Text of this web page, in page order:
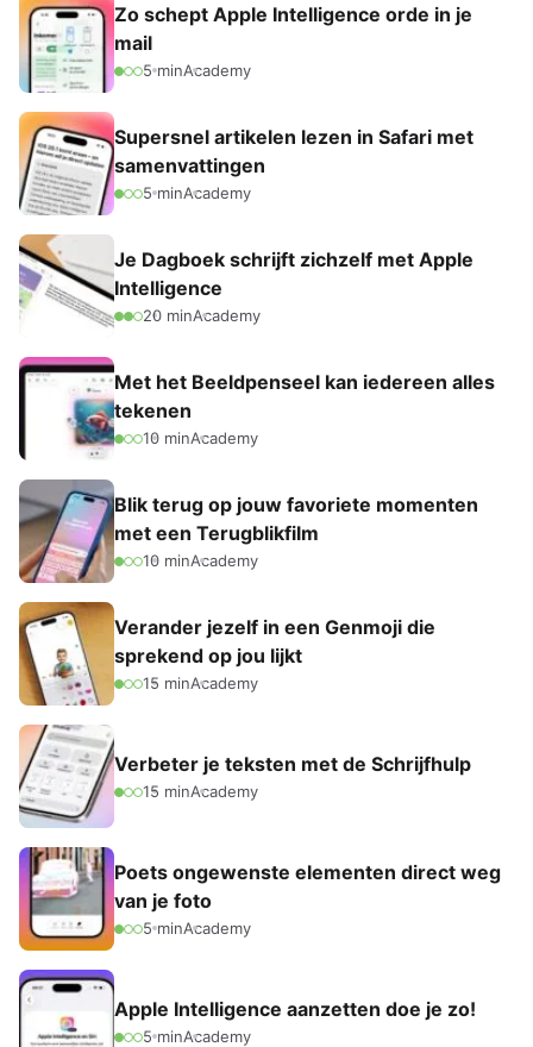
Zo schept Apple Intelligence orde in je
mail
5 minAcademy
Supersnel artikelen lezen in Safari met
samenvattingen
5 minAcademy
Je Dagboek schrijft zichzelf met Apple
Intelligence
20 minAcademy
Met het Beeldpenseel kan iedereen alles
tekenen
10 minAcademy
Blik terug op jouw favoriete momenten
met een Terugblikfilm
10 minAcademy
Verander jezelf in een Genmoji die
sprekend op jou lijkt
15 minAcademy
Verbeter je teksten met de Schrijfhulp
15 minAcademy
Poets ongewenste elementen direct weg
van je foto
5 minAcademy
Apple Intelligence aanzetten doe je zo!
5 minAcademy